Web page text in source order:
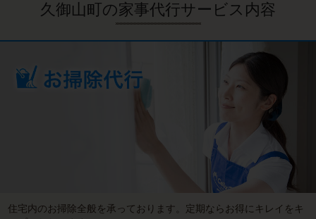
久御山町の家事代行サービス内容
住宅内のお掃除全般を承っております。定期ならお得にキレイをキ